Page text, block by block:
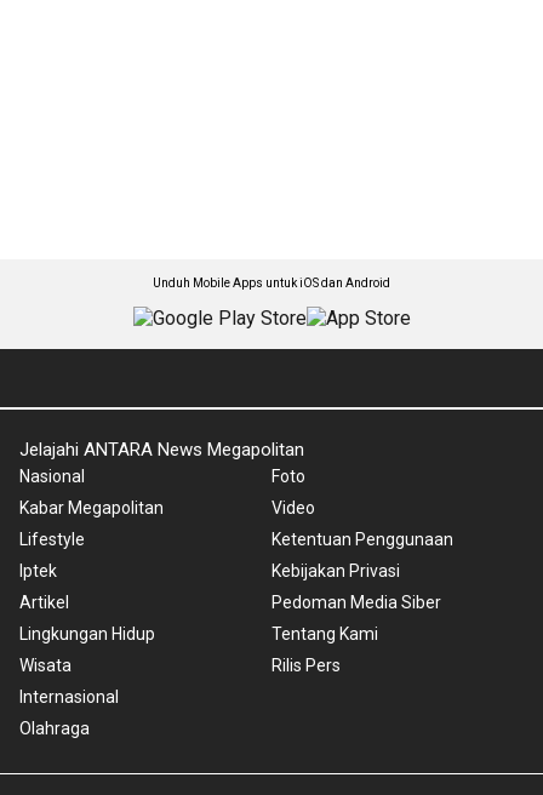
Unduh Mobile Apps untuk iOS dan Android
Jelajahi ANTARA News Megapolitan
Nasional
Kabar Megapolitan
Lifestyle
Iptek
Artikel
Lingkungan Hidup
Wisata
Internasional
Olahraga
Foto
Video
Ketentuan Penggunaan
Kebijakan Privasi
Pedoman Media Siber
Tentang Kami
Rilis Pers